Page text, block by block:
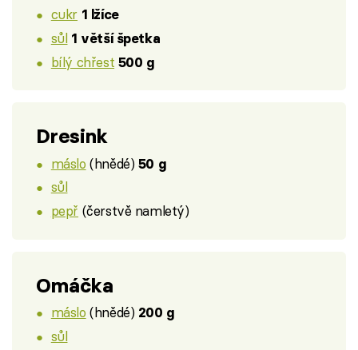
cukr 1 lžíce
sůl 1 větší špetka
bílý chřest 500 g
Dresink
máslo (hnědé) 50 g
sůl
pepř (čerstvě namletý)
Omáčka
máslo (hnědé) 200 g
sůl